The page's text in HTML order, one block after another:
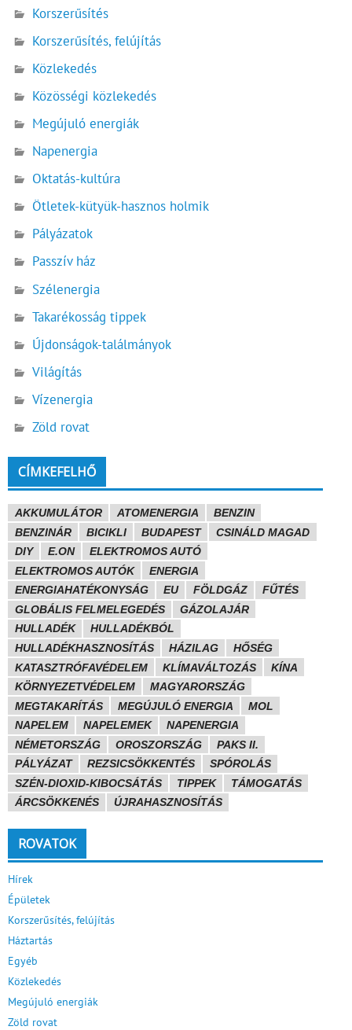
Korszerűsítés
Korszerűsítés, felújítás
Közlekedés
Közösségi közlekedés
Megújuló energiák
Napenergia
Oktatás-kultúra
Ötletek-kütyük-hasznos holmik
Pályázatok
Passzív ház
Szélenergia
Takarékosság tippek
Újdonságok-találmányok
Világítás
Vízenergia
Zöld rovat
CÍMKEFELHŐ
AKKUMULÁTOR ATOMENERGIA
BENZIN
BENZINÁR
BICIKLI BUDAPEST
CSINÁLD MAGAD
DIY
E.ON
ELEKTROMOS AUTÓ
ELEKTROMOS AUTÓK
ENERGIA
ENERGIAHATÉKONYSÁG
EU FÖLDGÁZ
FŰTÉS
GLOBÁLIS FELMELEGEDÉS
GÁZOLAJÁR
HULLADÉK
HULLADÉKBÓL
HULLADÉKHASZNOSÍTÁS
HÁZILAG
HŐSÉG
KATASZTRÓFAVÉDELEM
KLÍMAVÁLTOZÁS
KÍNA
KÖRNYEZETVÉDELEM
MAGYARORSZÁG
MEGTAKARÍTÁS
MEGÚJULÓ ENERGIA
MOL
NAPELEM
NAPELEMEK
NAPENERGIA
NÉMETORSZÁG
OROSZORSZÁG
PAKS II.
PÁLYÁZAT
REZSICSÖKKENTÉS
SPÓROLÁS
SZÉN-DIOXID-KIBOCSÁTÁS
TIPPEK
TÁMOGATÁS
ÁRCSÖKKENÉS
ÚJRAHASZNOSÍTÁS
ROVATOK
Hírek
Épületek
Korszerűsítés, felújítás
Háztartás
Egyéb
Közlekedés
Megújuló energiák
Zöld rovat